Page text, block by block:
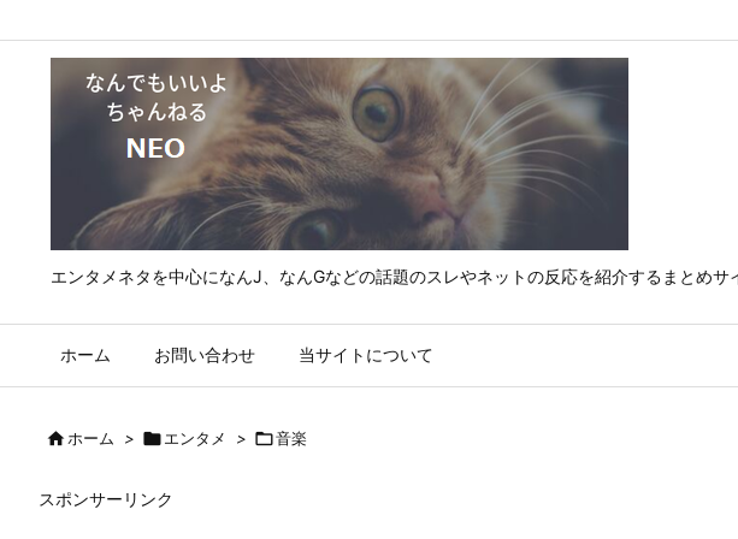
エンタメネタを中心になんJ、なんGなどの話題のスレやネットの反応を紹介するまとめサ
ホーム お問い合わせ 当サイトについて
ホーム > エンタメ > 音楽
スポンサーリンク